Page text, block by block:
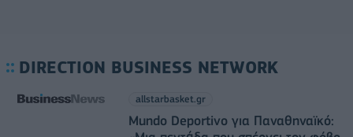
DIRECTION BUSINESS NETWORK
allstarbasket.gr
Mundo Deportivo για Παναθηναϊκό: